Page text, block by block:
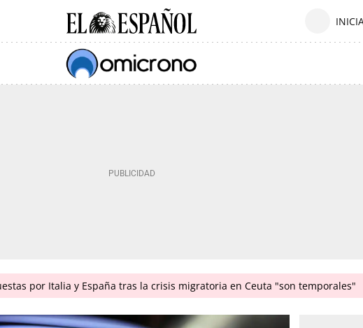
por Italia y España tras la crisis migratoria en Ceuta "son temporales"